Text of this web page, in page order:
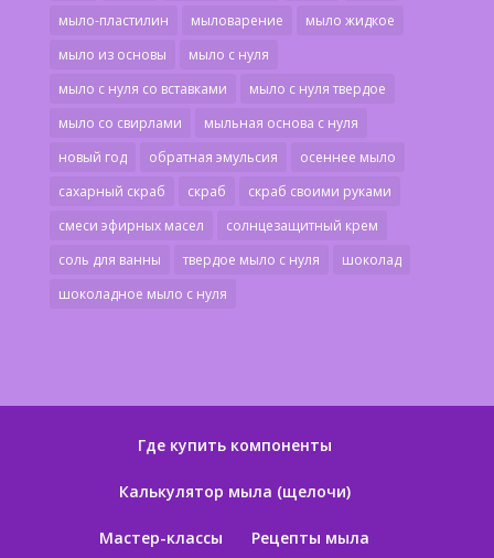
мыло-пластилин
мыловарение
мыло жидкое
мыло из основы
мыло с нуля
мыло с нуля со вставками
мыло с нуля твердое
мыло со свирлами
мыльная основа с нуля
новый год
обратная эмульсия
осеннее мыло
сахарный скраб
скраб
скраб своими руками
смеси эфирных масел
солнцезащитный крем
соль для ванны
твердое мыло с нуля
шоколад
шоколадное мыло с нуля
Где купить компоненты
Калькулятор мыла (щелочи)
Мастер-классы Рецепты мыла